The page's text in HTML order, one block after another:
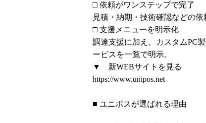
□ 依頼がワンステップで完了
見積・納期・技術確認などの
□ 支援メニューを明示化
調達支援に加え、カスタムPC
ービスを一覧で明示。
▼ 新WEBサイトを見る
https://www.unipos.net
■ ユニポスが選ばれる理由